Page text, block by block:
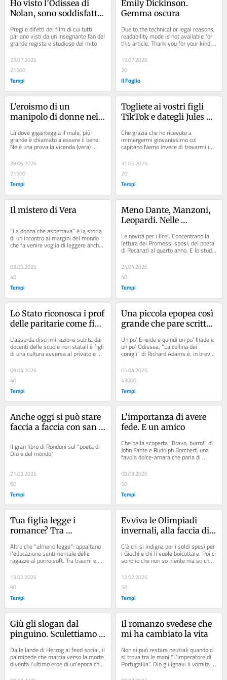
Ho visto l’Odissea di
Nolan, sono soddisfatto
amaro
Pregi e difetti del film di cui tutti
parlano visti da un insegnante fan del
grande regista e studioso del mito
23.07.2026
21500
Tempi
Emily Dickinson.
Gemma oscura
Due to the technical or legal reasons,
readability mode is not available for
this article. Thank you for your kind
15.07.2026
20
Il Foglio
L’eroismo di un
manipolo di donne nello
Là dove giganteggia il male, più
grande è chiamato a essere il bene.
Ne è una prova la vicenda (vera)
raccontata in “Le ragazze dello
Squadrone blu”
28.06.2026
21500
Tempi
Togliete ai vostri figli
TikTok e dategli Jules
Che grazia che ho ricevuto a
immergermi giovanissimo col
capitano Nemo invece di trovarmi in
mano uno smartphone
31.05.2026
20
Tempi
Il mistero di Vera
“La donna che aspettava” è la storia
di un incontro ai margini del mondo
che fa venire voglia di leggere anche
gli altri romanzi di Makine
03.05.2026
40
Tempi
Meno Dante, Manzoni,
Leopardi. Nelle
che non va
Le novità per i licei. Concentrano la
lettura dei Promessi sposi, del poeta
di Recanati al quarto anno. E lo studio
della Commedia in due anni
24.04.2026
40
Tempi
Lo Stato riconosca i prof
delle paritarie come figli
L'assurda discriminazione subita dai
docenti delle scuole non statali è figli
di una cultura avversa al privato e
alla sua presenza pubblica
09.04.2026
40
Tempi
Una piccola epopea così
grande che pare scritta
Un po’ Eneide e quindi un po’ Iliade e
un po’ Odissea, “La collina dei
conigli” di Richard Adams è, in breve,
un capolavoro
05.04.2026
43000
Tempi
Anche oggi si può stare
faccia a faccia con san
grande humilitate»
Il gran libro di Rondoni sul “poeta di
Dio e del mondo”
21.03.2026
60
Tempi
L’importanza di avere
fede. E un amico
Che bella scoperta “Bravo, burro!” di
John Fante e Rudolph Borchert, una
favola dolce-amara che parla di
speranze, di resa e di redenzione,...
08.03.2026
50
Tempi
Tua figlia legge i
romance? Tra
la fine dell’imprevisto
Altro che “almeno legge”: appaltano
l’educazione sentimentale delle
ragazze al porno soft. Tra traumi e
bollori, crescono analfabeti affettivi
13.02.2026
90
Tempi
Evviva le Olimpiadi
invernali, alla faccia di
C'è chi si indigna per i soldi spesi per
i Giochi e chi li vuole boicottare. Poi ci
sono io che non so niente ma so che
12.02.2026
50
Tempi
Giù gli slogan dal
pinguino. Sculettiamo
Dalle lande di Herzog ai feed social, il
palmipede che marcia verso la morte
diventa l'ultimo eroe di un'epoca che
ha sostituito i santi con i meme
Il romanzo svedese che
mi ha cambiato la vita
Non si può restare neutrali quando ci
si trova tra le mani “L’imperatore di
Portugallia”. Dio gli ignavi li vomita e
Selma Lagerlöf lo sa